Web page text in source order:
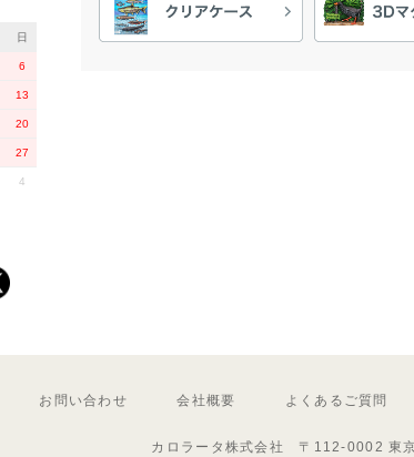
日
6
13
20
27
4
お問い合わせ 会社概要 よくあるご質問
カロラータ株式会社 〒112-0002 東